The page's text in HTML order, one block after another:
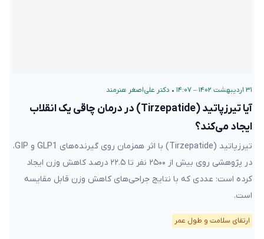
۳۱ اردیبهشت ۱۴۰۲ – ۱۴:۰۷ • دکتر علی‌اصغر هنرمند
آیا تیرزپاتید (Tirzepatide) در درمان چاقی یک انقلاب
ایجاد می‌کند؟
تیرزپاتید (Tirzepatide) با اثر همزمان روی گیرنده‌های GLP1 و GIP،
در پژوهشی روی بیش از ۲۵۰۰ نفر تا ۲۲.۵ درصد کاهش وزن ایجاد
کرده است؛ عددی که با نتایج جراحی‌های کاهش وزن قابل مقایسه
است.
ارتقای سلامت و طول عمر